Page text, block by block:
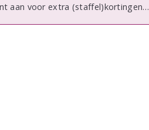
aan voor extra (staffel)kortingen…